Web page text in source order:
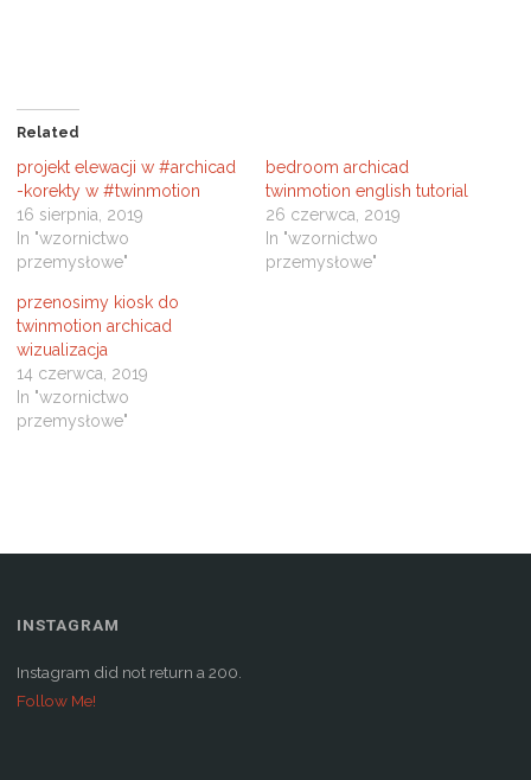
n
L
i
n
k
e
d
I
n
(
O
e
n
s
i
n
n
w
w
Related
projekt elewacji w #archicad
-korekty w #twinmotion
16 sierpnia, 2019
In "wzornictwo
przemysłowe"
bedroom archicad
twinmotion english tutorial
26 czerwca, 2019
In "wzornictwo
przemysłowe"
przenosimy kiosk do
twinmotion archicad
wizualizacja
14 czerwca, 2019
In "wzornictwo
przemysłowe"
INSTAGRAM
Instagram did not return a 200.
Follow Me!